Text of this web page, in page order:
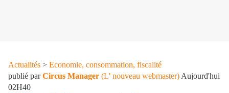
Actualités > Economie, consommation, fiscalité
publié parCircus Manager (L' nouveau webmaster) Aujourd'hui
02H40